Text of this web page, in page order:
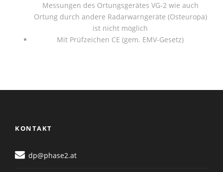
Messungen des Ortungsgerätes VG-2 wie auch
Ortung durch andere Radarwarngeräte (Osteuropa)
ist nicht möglich
Mit Prüfzeichen CE (gem. EMV-Gesetz)
KONTAKT
dp@phase2.at